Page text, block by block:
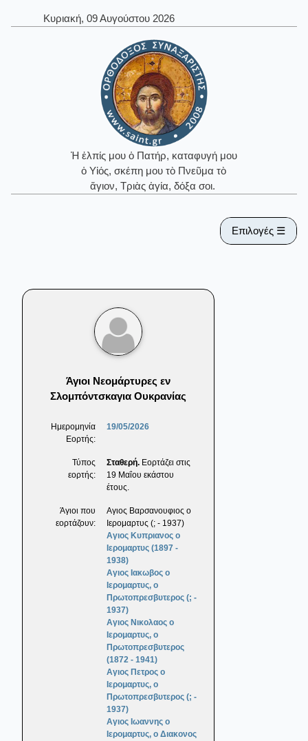
Κυριακή, 09 Αυγούστου 2026
Ἡ ἐλπίς μου ὁ Πατήρ, καταφυγή μου
ὁ Υἱός, σκέπη μου τὸ Πνεῦμα τὸ
ἅγιον, Τριὰς ἁγία, δόξα σοι.
Επιλογές ☰
Άγιοι Νεομάρτυρες εν
Σλομπόντσκαγια Ουκρανίας
Ημερομηνία
Εορτής:
19/05/2026
Τύπος
εορτής:
Σταθερή. Εορτάζει στις
19 Μαΐου εκάστου
έτους.
Άγιοι που
εορτάζουν:
Αγιος Βαρσανουφιος ο
Ιερομαρτυς (; - 1937)
Αγιος Κυπριανος ο
Ιερομαρτυς (1897 -
1938)
Αγιος Ιακωβος ο
Ιερομαρτυς, ο
Πρωτοπρεσβυτερος (; -
1937)
Αγιος Νικολαος ο
Ιερομαρτυς, ο
Πρωτοπρεσβυτερος
(1872 - 1941)
Αγιος Πετρος ο
Ιερομαρτυς, ο
Πρωτοπρεσβυτερος (; -
1937)
Αγιος Ιωαννης ο
Ιερομαρτυς, ο Διακονος